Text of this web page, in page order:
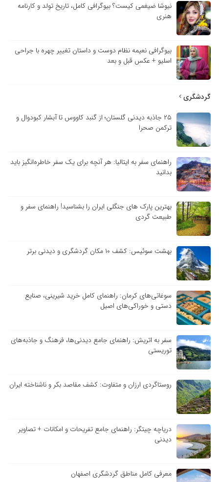
نیوشا ضیغمی کیست؟ بیوگرافی کامل، تاریخ تولد و کارنامه
هنری
بیوگرافی نعیمه نظام دوست و داستان تغییر چهره با جراحی
اسلیو + عکس قبل و بعد
گردشگری
۲۵ جاذبه دیدنی گلستان؛ از گنبد کاووس تا آبشار کبودوال و
ترکمن صحرا
راهنمای سفر به ایتالیا: هر آنچه برای یک سفر خاطره‌انگیز باید
بدانید
بهترین پارک های جنگلی ایران را بشناسید! راهنمای سفر و
طبیعت گردی
بهشت سوئیس: کشف ۱۰ مکان گردشگری و دیدنی برتر
سوغاتی‌های کرمان: راهنمای کامل خرید شیرینی، صنایع
دستی و خوراکی‌های اصیل
سفر به اتریش: راهنمای جامع دیدنی‌ها، فرهنگ و جاذبه‌های
توریستی
روستاگردی ارزان و متفاوت: کشف مقاصد بکر و ناشناخته ایران
دریاچه چیتگر: راهنمای جامع تفریحات و امکانات + تصاویر
دیدنی
معرفی کامل مناطق گردشگری اصفهان